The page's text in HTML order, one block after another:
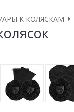
К КОЛЯСКАМ